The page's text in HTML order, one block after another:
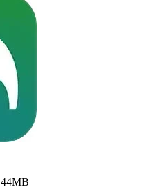
44MB